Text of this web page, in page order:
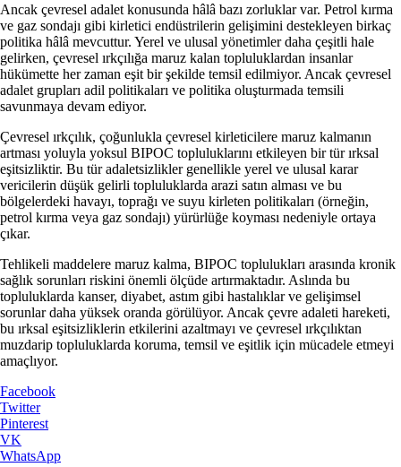
Ancak çevresel adalet konusunda hâlâ bazı zorluklar var. Petrol kırma
ve gaz sondajı gibi kirletici endüstrilerin gelişimini destekleyen birkaç
politika hâlâ mevcuttur. Yerel ve ulusal yönetimler daha çeşitli hale
gelirken, çevresel ırkçılığa maruz kalan topluluklardan insanlar
hükümette her zaman eşit bir şekilde temsil edilmiyor. Ancak çevresel
adalet grupları adil politikaları ve politika oluşturmada temsili
savunmaya devam ediyor.
Çevresel ırkçılık, çoğunlukla çevresel kirleticilere maruz kalmanın
artması yoluyla yoksul BIPOC topluluklarını etkileyen bir tür ırksal
eşitsizliktir. Bu tür adaletsizlikler genellikle yerel ve ulusal karar
vericilerin düşük gelirli topluluklarda arazi satın alması ve bu
bölgelerdeki havayı, toprağı ve suyu kirleten politikaları (örneğin,
petrol kırma veya gaz sondajı) yürürlüğe koyması nedeniyle ortaya
çıkar.
Tehlikeli maddelere maruz kalma, BIPOC toplulukları arasında kronik
sağlık sorunları riskini önemli ölçüde artırmaktadır. Aslında bu
topluluklarda kanser, diyabet, astım gibi hastalıklar ve gelişimsel
sorunlar daha yüksek oranda görülüyor. Ancak çevre adaleti hareketi,
bu ırksal eşitsizliklerin etkilerini azaltmayı ve çevresel ırkçılıktan
muzdarip topluluklarda koruma, temsil ve eşitlik için mücadele etmeyi
amaçlıyor.
Facebook
Twitter
Pinterest
VK
WhatsApp